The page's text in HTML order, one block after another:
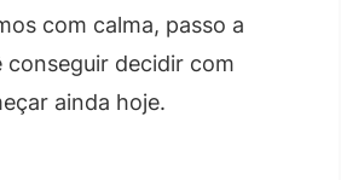
com calma, passo a
conseguir decidir com
ainda hoje.